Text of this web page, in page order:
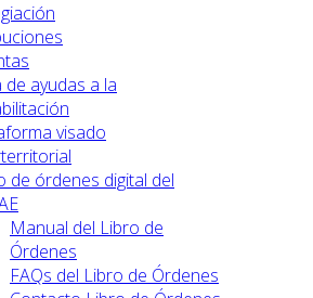
de ayudas a la
visado
de órdenes digital del
Manual del Libro de
Órdenes
FAQs del Libro de Órdenes